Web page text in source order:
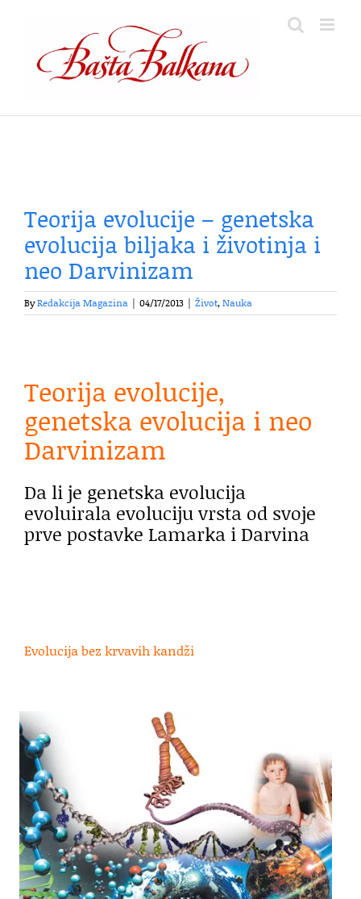
content
Teorija evolucije – genetska
evolucija biljaka i životinja i
neo Darvinizam
ByRedakcija Magazina 04/17/2013 Život,Nauka
Teorija evolucije,
genetska evolucija i neo
Darvinizam
Da li je genetska evolucija
evoluirala evoluciju vrsta od svoje
prve postavke Lamarka i Darvina
Evolucija bez krvavih kandži